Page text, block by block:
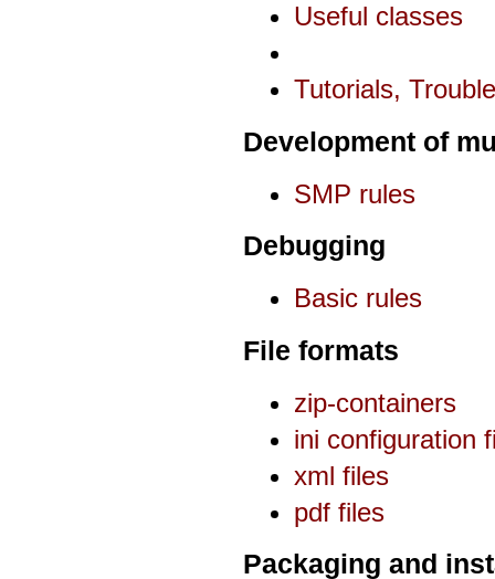
Useful classes
Tutorials,
Development of
SMP rules
Debugging
Basic rules
File formats
zip-containers
ini configuration
xml files
pdf files
Packaging and